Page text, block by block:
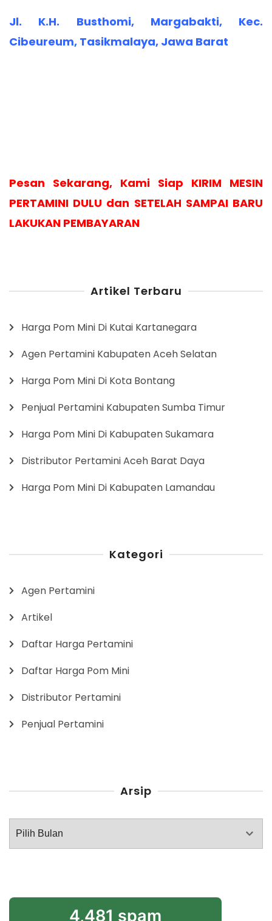
Jl. K.H. Busthomi, Margabakti, Kec.
Cibeureum, Tasikmalaya, Jawa Barat
Pesan Sekarang, Kami Siap KIRIM MESIN
PERTAMINI DULU dan SETELAH SAMPAI BARU
LAKUKAN PEMBAYARAN
Artikel Terbaru
Harga Pom Mini Di Kutai Kartanegara
Agen Pertamini Kabupaten Aceh Selatan
Harga Pom Mini Di Kota Bontang
Penjual Pertamini Kabupaten Sumba Timur
Harga Pom Mini Di Kabupaten Sukamara
Distributor Pertamini Aceh Barat Daya
Harga Pom Mini Di Kabupaten Lamandau
Kategori
Agen Pertamini
Artikel
Daftar Harga Pertamini
Daftar Harga Pom Mini
Distributor Pertamini
Penjual Pertamini
Arsip
Arsip
4,481 spam